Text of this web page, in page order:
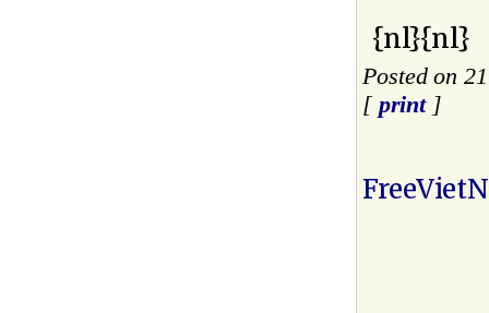
{nl}{nl}
Posted on
[ print]